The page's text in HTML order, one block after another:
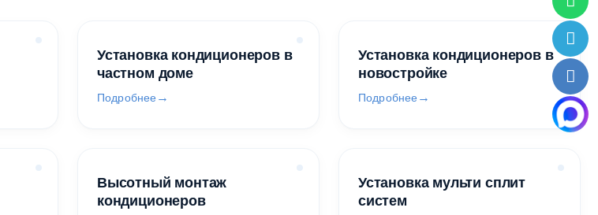
Установка кондиционеров в
частном доме
Подробнее
Установка кондиционеров в
новостройке
Подробнее
Высотный монтаж
кондиционеров
Установка мульти сплит
систем